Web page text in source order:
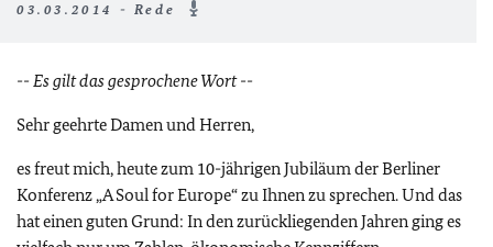
03.03.2014 - Rede
-- Es gilt das gesprochene Wort --
Sehr geehrte Damen und Herren,
es freut mich, heute zum 10-jährigen Jubiläum der Berliner
Konferenz „A Soul for Europe“ zu Ihnen zu sprechen. Und das
hat einen guten Grund: In den zurückliegenden Jahren ging es